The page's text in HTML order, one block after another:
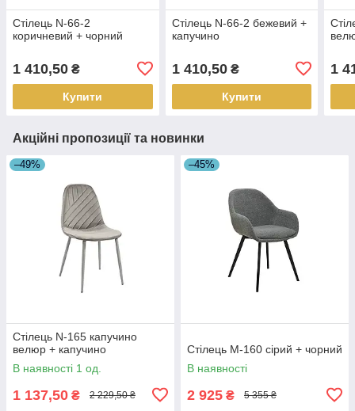
Стілець N-66-2
коричневий + чорний
1 410,50 ₴
Купити
Стілець N-66-2 бежевий +
капучино
1 410,50₴
Купити
1
Акційні пропозиції та новинки
–49%
Стілець N-165 капучино
велюр + капучино
В наявності 1 од.
1 137,50 ₴ 2 229,50 ₴
–45%
Стілець M-160 сірий + чорний
В наявності
2 925 ₴ 5 355 ₴